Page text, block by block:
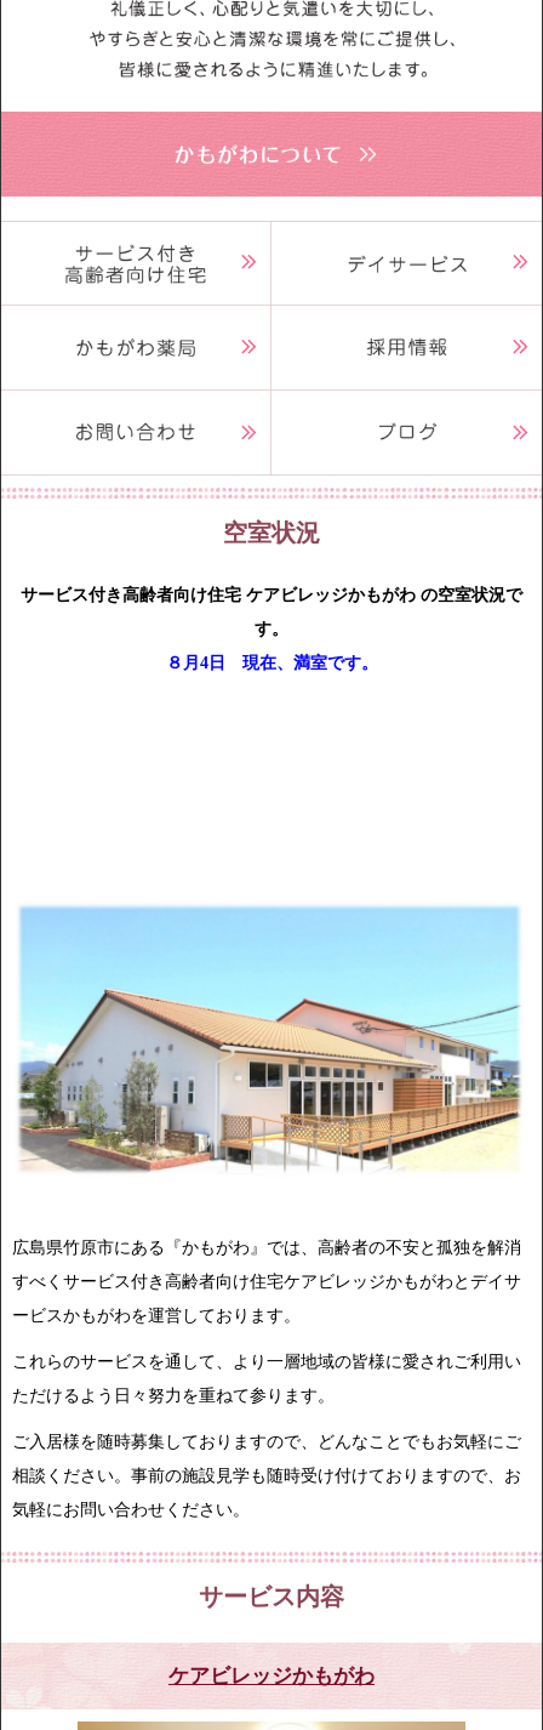
空室状況
サービス付き高齢者向け住宅 ケアビレッジかもがわ の空室状況で
す。
８月4日 現在、満室です。
広島県竹原市にある『かもがわ』では、高齢者の不安と孤独を解消
すべくサービス付き高齢者向け住宅ケアビレッジかもがわとデイサ
ービスかもがわを運営しております。
これらのサービスを通して、より一層地域の皆様に愛されご利用い
ただけるよう日々努力を重ねて参ります。
ご入居様を随時募集しておりますので、どんなことでもお気軽にご
相談ください。事前の施設見学も随時受け付けておりますので、お
気軽にお問い合わせください。
サービス内容
ケアビレッジかもがわ